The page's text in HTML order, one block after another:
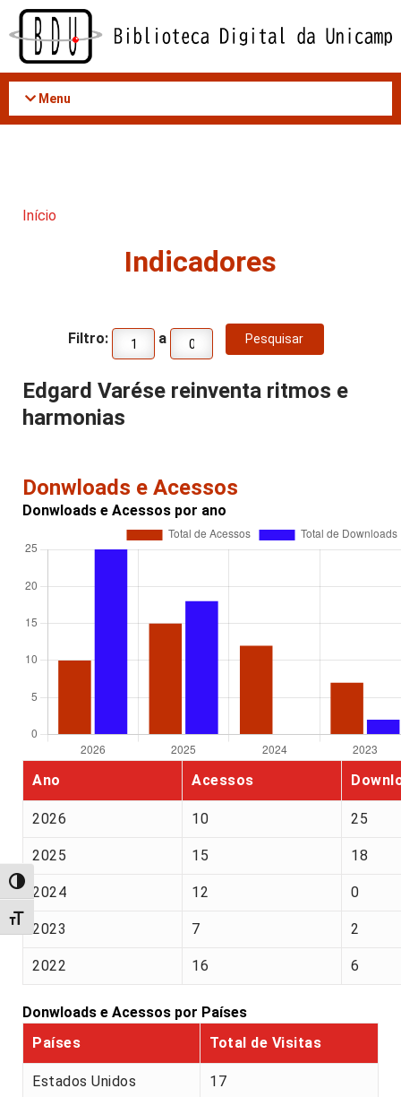
Acessar
conteúdo
Alternar alto contraste
Alternar tamanho da fonte
Menu
Início
Indicadores
Filtro: a
Edgard Varése reinventa ritmos e
harmonias
Donwloads e Acessos
Donwloads e Acessos por ano
Ano Acessos
2026 10 25
2025 15 18
2024 12 0
2023 7 2
2022 16 6
Donwloads e Acessos por Países
Países
Total de Visitas
Estados Unidos 17